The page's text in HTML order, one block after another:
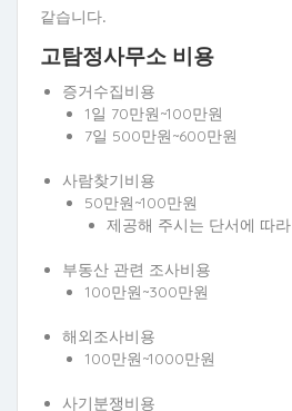
같습니다.
고탐정사무소 비용
증거수집비용
1일 70만원~100만원
7일 500만원~600만원
사람찾기비용
50만원~100만원
제공해 주시는 단서에 따
부동산 관련 조사비용
100만원~300만원
해외조사비용
100만원~1000만원
사기분쟁비용